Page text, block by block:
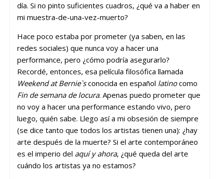
día. Si no pinto suficientes cuadros, ¿qué va a haber en
mi muestra-de-una-vez-muerto?
Hace poco estaba por prometer (ya saben, en las
redes sociales) que nunca voy a hacer una
performance, pero ¿cómo podría asegurarlo?
Recordé, entonces, esa película filosófica llamada
Weekend at Bernie`sconocida en español latinocomo
Fin de semana de locura. Apenas puedo prometer que
no voy a hacer una performance estando vivo, pero
luego, quién sabe. Llego así a mi obsesión de siempre
(se dice tanto que todos los artistas tienen una): ¿hay
arte después de la muerte? Si el arte contemporáneo
es el imperio del aquí y ahora, ¿qué queda del arte
cuándo los artistas ya no estamos?